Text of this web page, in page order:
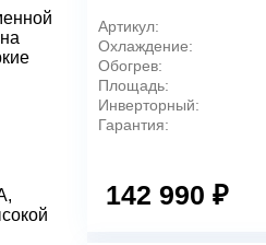
Класс сезонной
Коэффициент
Класс сезонной
Технические
Уровень звукового
Артикул:
Охлаждение:
Обогрев:
Площадь:
Инверторный:
Гарантия:
142 990 ₽